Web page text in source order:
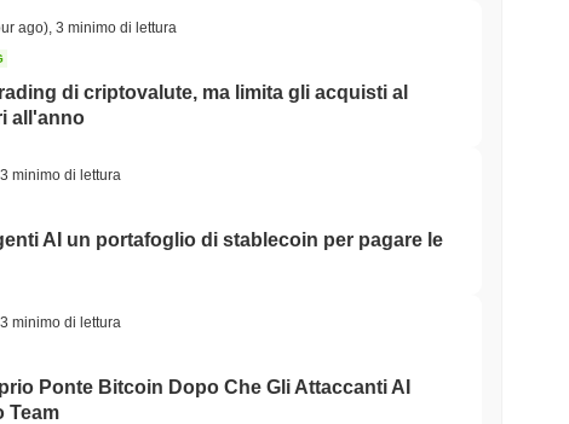
ago) 3 minimo di lettura
di criptovalute, ma limita gli acquisti al
all'anno
3 minimo di lettura
AI un portafoglio di stablecoin per pagare le
3 minimo di lettura
Ponte Bitcoin Dopo Che Gli Attaccanti AI
Team